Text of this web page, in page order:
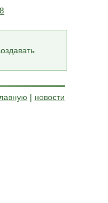
| новости